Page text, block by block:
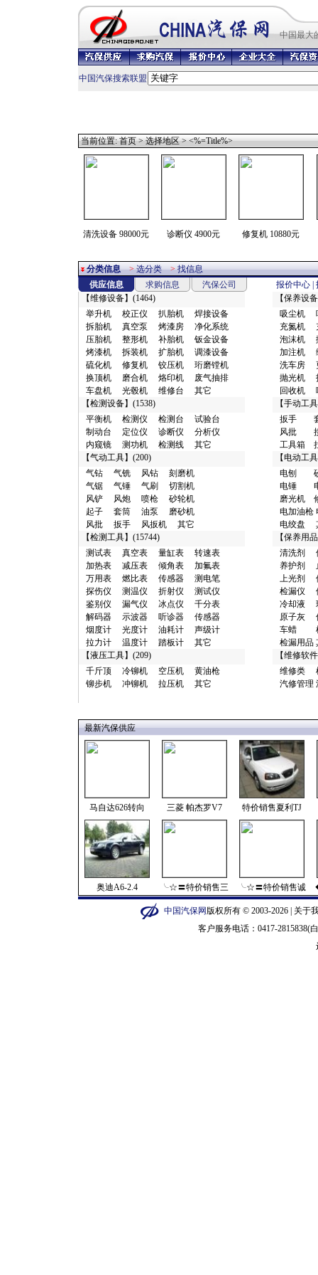
中国最大
中国汽保搜索联盟
当前位置:首页>选择地区> <%=Title%>
清洗设备 98000元 诊断仪 4900元 修复机 10880元
分类信息>选分类>找信息
供应信息
求购信息 汽保公司 报价中心
【维修设备】(1464)
举升机
校正仪 扒胎机
焊接设备
拆胎机
真空泵 烤漆房
净化系统
压胎机
整形机 补胎机
钣金设备
烤漆机
拆装机 扩胎机
调漆设备
硫化机
修复机 铰压机
珩磨镗机
换顶机
磨合机 烙印机
废气抽排
车盘机
光毂机 维修台
其它
【检测设备】(1538)
平衡机
检测仪 检测台
试验台
制动台
定位仪 诊断仪
分析仪
内窥镜
测功机 检测线
其它
【气动工具】(200)
气钻
气铣 风钻
刻磨机
气锯
气锤 气刷
切割机
风铲
风炮 喷枪
砂轮机
起子
套筒 油泵
磨砂机
风批
扳手 风扳机
其它
【检测工具】(15744)
测试表
真空表 量缸表
转速表
加热表
减压表 倾角表
加氟表
万用表
燃比表 传感器
测电笔
探伤仪
测温仪 折射仪
测试仪
鉴别仪
漏气仪 冰点仪
千分表
解码器
示波器 听诊器
传感器
烟度计
光度计 油耗计
声级计
拉力计
温度计 踏板计
其它
【液压工具】(209)
千斤顶
冷铆机 空压机
黄油枪
铆步机
冲铆机 拉压机 其它
【保养设备
吸尘机
充氮机
泡沫机
加注机
洗车房
抛光机
回收机
【手动工具
扳手
风批
工具箱
【电动工具
电刨
电锤
磨光机
电加油枪
电绞盘
【保养用品
清洗剂
养护剂
上光剂
检漏仪
冷却液
原子灰
车蜡
检漏用品
【维修软件
维修类
汽修管理
最新汽保供应
马自达626转向 三菱 帕杰罗V7 特价销售夏利TJ
奥迪A6-2.4 ╰☆〓特价销售三 ╰☆〓特价销售诚
中国汽保网版权所有 © 2003-2026 | 关于
客户服务电话：0417-